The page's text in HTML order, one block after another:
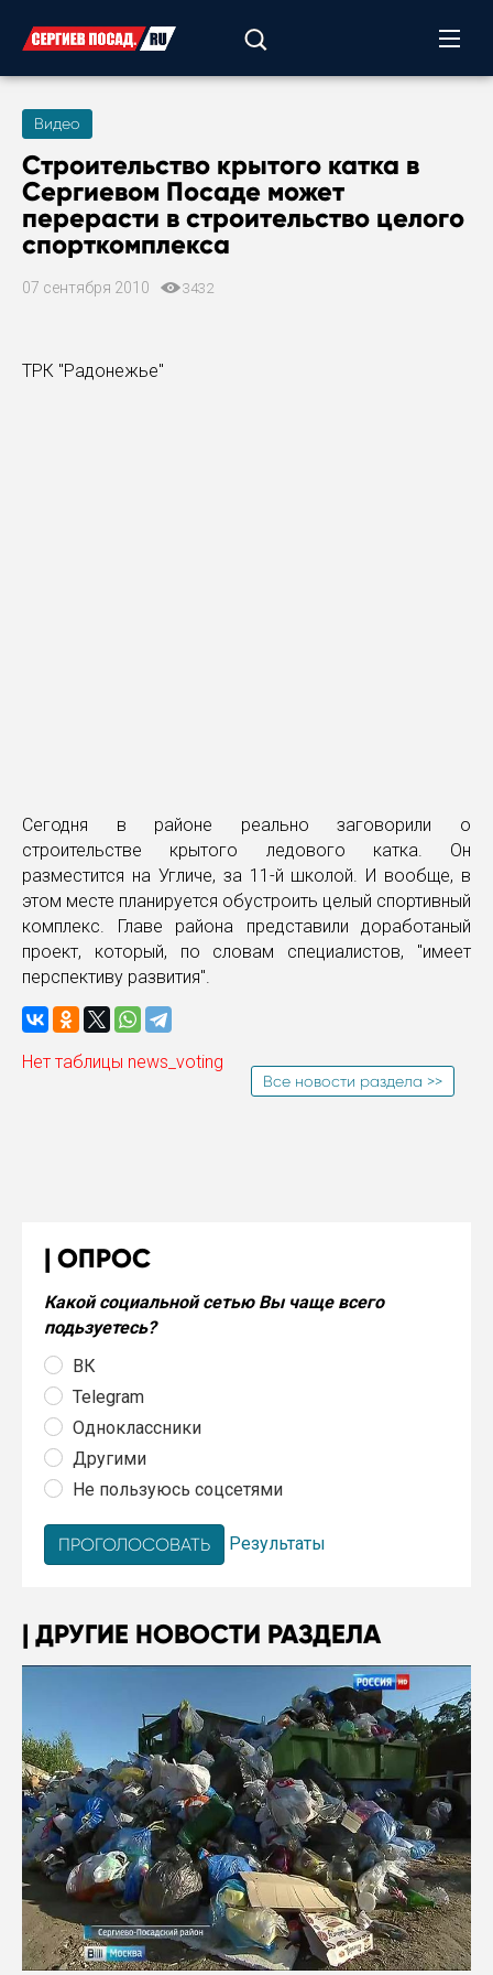
Видео
Строительство крытого катка в
Сергиевом Посаде может
перерасти в строительство целого
спорткомплекса
07 сентября 2010 3432
ТРК "Радонежье"
Сегодня в районе реально заговорили о
строительстве крытого ледового катка. Он
разместится на Угличе, за 11-й школой. И вообще, в
этом месте планируется обустроить целый спортивный
комплекс. Главе района представили доработаный
проект, который, по словам специалистов, "имеет
перспективу развития".
Нет таблицы news_voting
Все новости раздела >>
ОПРОС
Какой социальной сетью Вы чаще всего
подьзуетесь?
ВК
Telegram
Одноклассники
Другими
Не пользуюсь соцсетями
Результаты
ДРУГИЕ НОВОСТИ РАЗДЕЛА